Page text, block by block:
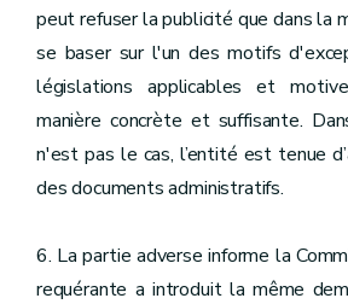
peut refuser la publicité que dans la
se baser sur l'un des motifs
législations applicables et
manière concrète et suffisante.
n'est pas le cas, l’entité est tenue
des documents administratifs.
6. La partie adverse informe la
requérante a introduit la même